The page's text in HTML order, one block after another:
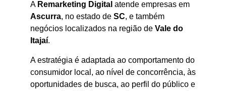
A Remarketing Digital atende empresas em
Ascurra, no estado de SC, e também
negócios localizados na região de Vale do
Itajaí.
A estratégia é adaptada ao comportamento do
consumidor local, ao nível de concorrência, às
oportunidades de busca, ao perfil do público e